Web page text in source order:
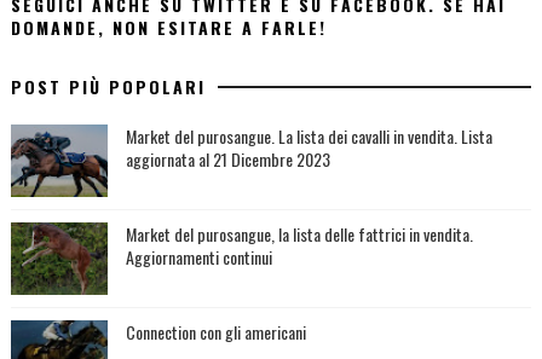
DOMANDE, NON ESITARE A FARLE!
POST PIÙ POPOLARI
Market del purosangue. La lista dei cavalli in vendita. Lista
aggiornata al 21 Dicembre 2023
Market del purosangue, la lista delle fattrici in vendita.
Aggiornamenti continui
Connection con gli americani